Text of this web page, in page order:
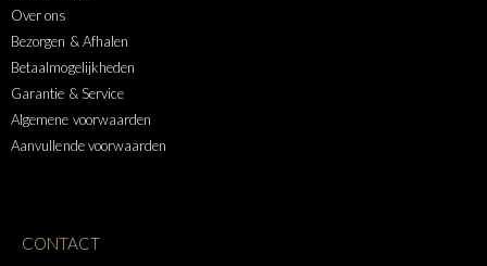
Over ons
Bezorgen & Afhalen
Betaalmogelijkheden
Garantie & Service
Algemene voorwaarden
Aanvullende voorwaarden
CONTACT